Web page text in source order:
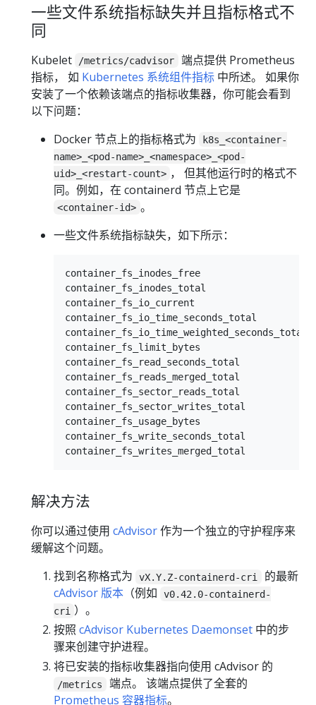
一些文件系统指标缺失并且指标格式不
同
Kubelet /metrics/cadvisor
端点提供 Prometheus
指标， 如 Kubernetes 系统组件指标 中所述。 如果你
安装了一个依赖该端点的指标收集器，你可能会看到
以下问题：
Docker 节点上的指标格式为
k8s_<container-
name>_<pod-name>_<namespace>_<pod-
uid>_<restart-count> ， 但其他运行时的格式不
同。例如，在 containerd 节点上它是
<container-id> 。
一些文件系统指标缺失，如下所示：
container_fs_inodes_free
container_fs_inodes_total
container_fs_io_current
container_fs_io_time_seconds_total
container_fs_io_time_weighted_seconds_total
container_fs_limit_bytes
container_fs_read_seconds_total
container_fs_reads_merged_total
container_fs_sector_reads_total
container_fs_sector_writes_total
container_fs_usage_bytes
container_fs_write_seconds_total
解决方法
你可以通过使用 cAdvisor作为一个独立的守护程序来
缓解这个问题。
找到名称格式为
vX.Y.Z-containerd-cri
的最新
cAdvisor 版本 （例如
v0.42.0-containerd-
cri ）。
按照 cAdvisor Kubernetes Daemonset 中的步
骤来创建守护进程。
将已安装的指标收集器指向使用 cAdvisor 的
/metrics
端点。 该端点提供了全套的
Prometheus 容器指标。